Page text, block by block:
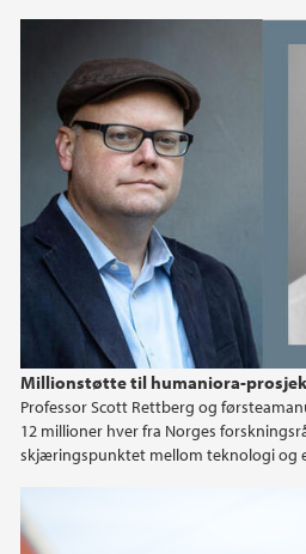
Millionstøtte til humaniora-
Professor Scott Rettberg og
12 millioner hver fra Norges
skjæringspunktet mellom teknologi og